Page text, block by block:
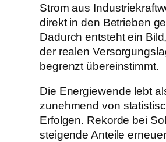
Strom aus
direkt in den Betrieben
Dadurch entsteht ein
der realen
begrenzt übereinstimmt.
Die Energiewende lebt
zunehmend von
Erfolgen. Rekorde bei
steigende Anteile